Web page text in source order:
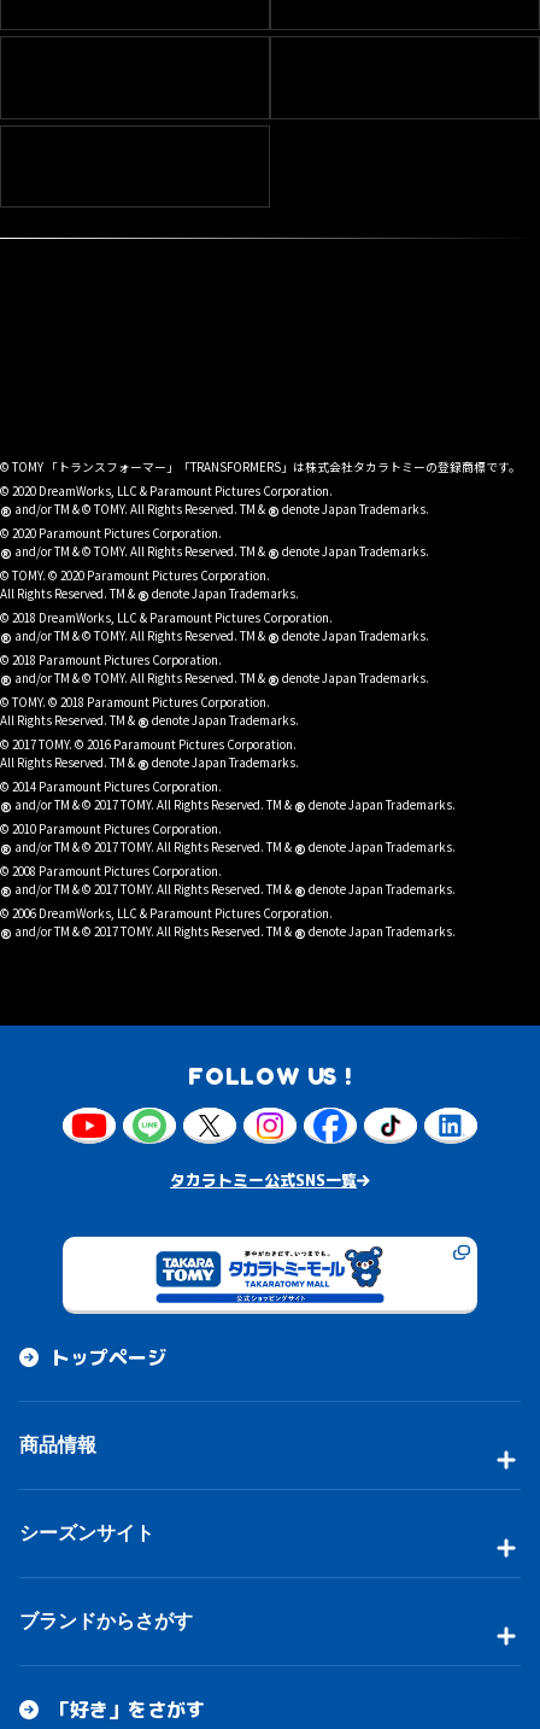
© TOMY 「トランスフォーマー」「TRANSFORMERS」は株式会社タカラトミーの登録商標です。
© 2020 DreamWorks, LLC & Paramount Pictures Corporation.
® and/or TM & © TOMY. All Rights Reserved. TM & ® denote Japan Trademarks.
© 2020 Paramount Pictures Corporation.
® and/or TM & © TOMY. All Rights Reserved. TM & ® denote Japan Trademarks.
© TOMY. © 2020 Paramount Pictures Corporation.
All Rights Reserved. TM & ® denote Japan Trademarks.
© 2018 DreamWorks, LLC & Paramount Pictures Corporation.
® and/or TM & © TOMY. All Rights Reserved. TM & ® denote Japan Trademarks.
© 2018 Paramount Pictures Corporation.
® and/or TM & © TOMY. All Rights Reserved. TM & ® denote Japan Trademarks.
© TOMY. © 2018 Paramount Pictures Corporation.
All Rights Reserved. TM & ® denote Japan Trademarks.
© 2017 TOMY. © 2016 Paramount Pictures Corporation.
All Rights Reserved. TM & ® denote Japan Trademarks.
© 2014 Paramount Pictures Corporation.
® and/or TM & © 2017 TOMY. All Rights Reserved. TM & ® denote Japan Trademarks.
© 2010 Paramount Pictures Corporation.
® and/or TM & © 2017 TOMY. All Rights Reserved. TM & ® denote Japan Trademarks.
© 2008 Paramount Pictures Corporation.
® and/or TM & © 2017 TOMY. All Rights Reserved. TM & ® denote Japan Trademarks.
© 2006 DreamWorks, LLC & Paramount Pictures Corporation.
® and/or TM & © 2017 TOMY. All Rights Reserved. TM & ® denote Japan Trademarks.
FOLLOW US !
タカラトミー公式SNS一覧
トップページ
商品情報
シーズンサイト
ブランドからさがす
「好き」をさがす